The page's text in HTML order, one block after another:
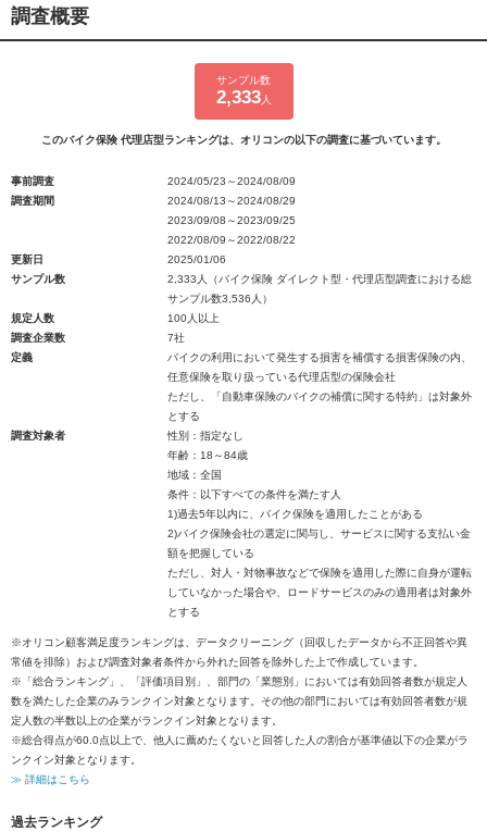
調査概要
サンプル数
2,333人
このバイク保険 代理店型ランキングは、オリコンの以下の調査に基づいています。
事前調査
2024/05/23～2024/08/09
調査期間
2024/08/13～2024/08/29
2023/09/08～2023/09/25
2022/08/09～2022/08/22
更新日
2025/01/06
サンプル数
2,333人（バイク保険 ダイレクト型・代理店型調査における総
サンプル数3,536人）
規定人数
100人以上
調査企業数
7社
定義
バイクの利用において発生する損害を補償する損害保険の内、
任意保険を取り扱っている代理店型の保険会社
ただし、「自動車保険のバイクの補償に関する特約」は対象外
とする
調査対象者
性別：指定なし
年齢：18～84歳
地域：全国
条件：以下すべての条件を満たす人
1)過去5年以内に、バイク保険を適用したことがある
2)バイク保険会社の選定に関与し、サービスに関する支払い金
額を把握している
ただし、対人・対物事故などで保険を適用した際に自身が運転
していなかった場合や、ロードサービスのみの適用者は対象外
とする
※オリコン顧客満足度ランキングは、データクリーニング（回収したデータから不正回答や異
常値を排除）および調査対象者条件から外れた回答を除外した上で作成しています。
※「総合ランキング」、「評価項目別」、部門の「業態別」においては有効回答者数が規定人
数を満たした企業のみランクイン対象となります。その他の部門においては有効回答者数が規
定人数の半数以上の企業がランクイン対象となります。
※総合得点が60.0点以上で、他人に薦めたくないと回答した人の割合が基準値以下の企業がラ
ンクイン対象となります。
≫ 詳細はこちら
過去ランキング